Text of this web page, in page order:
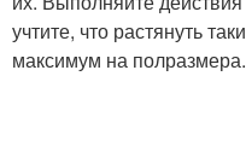
учтите, что растянуть
максимум на полразмера.